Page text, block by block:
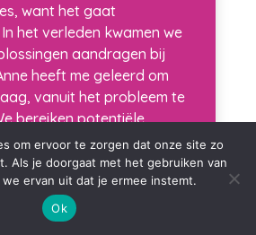
want het gaat
het verleden kwamen we
aandragen bij
heeft me geleerd om
vanuit het probleem te
bereiken potentiële
online nu veel beter.”
– Synarchis
voor sport, welzijn,
om ervoor te zorgen dat onze site zo
Als je doorgaat met het gebruiken van
ervan uit dat je ermee instemt.
Ok